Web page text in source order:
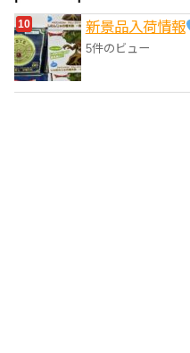
‎新景品入荷情報
5件のビュー